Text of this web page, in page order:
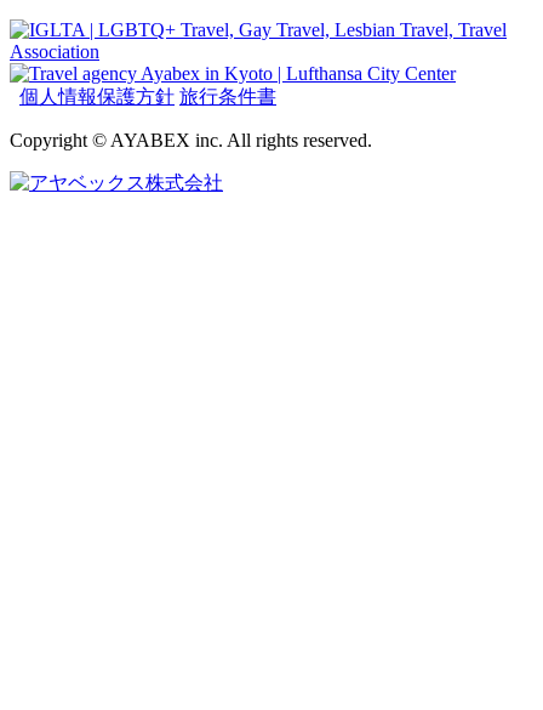
個人情報保護方針 旅行条件書
Copyright © AYABEX inc. All rights reserved.